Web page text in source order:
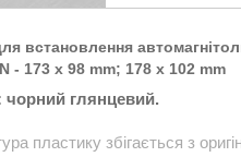
встановлення
- 173 x 98 mm; 178 x 102 mm
чорний глянцевий.
пластику збігається з